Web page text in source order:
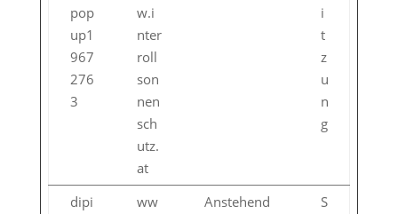
pop
up1
967
276
3
w.i
nter
roll
son
nen
sch
utz.
at
i
t
z
u
n
g
dipi
ww
Anstehend
S